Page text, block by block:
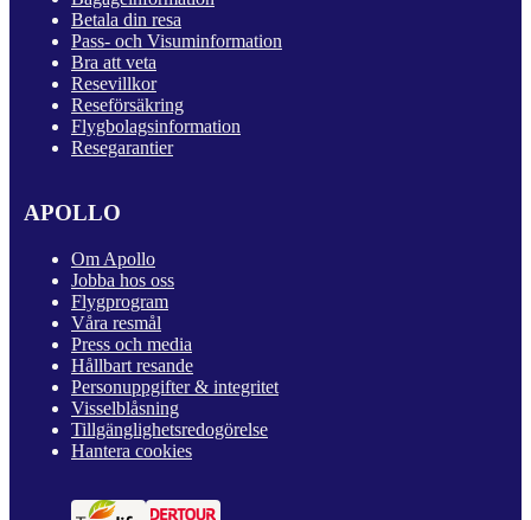
Betala din resa
Pass- och Visuminformation
Bra att veta
Resevillkor
Reseförsäkring
Flygbolagsinformation
Resegarantier
APOLLO
Om Apollo
Jobba hos oss
Flygprogram
Våra resmål
Press och media
Hållbart resande
Personuppgifter & integritet
Visselblåsning
Tillgänglighetsredogörelse
Hantera cookies